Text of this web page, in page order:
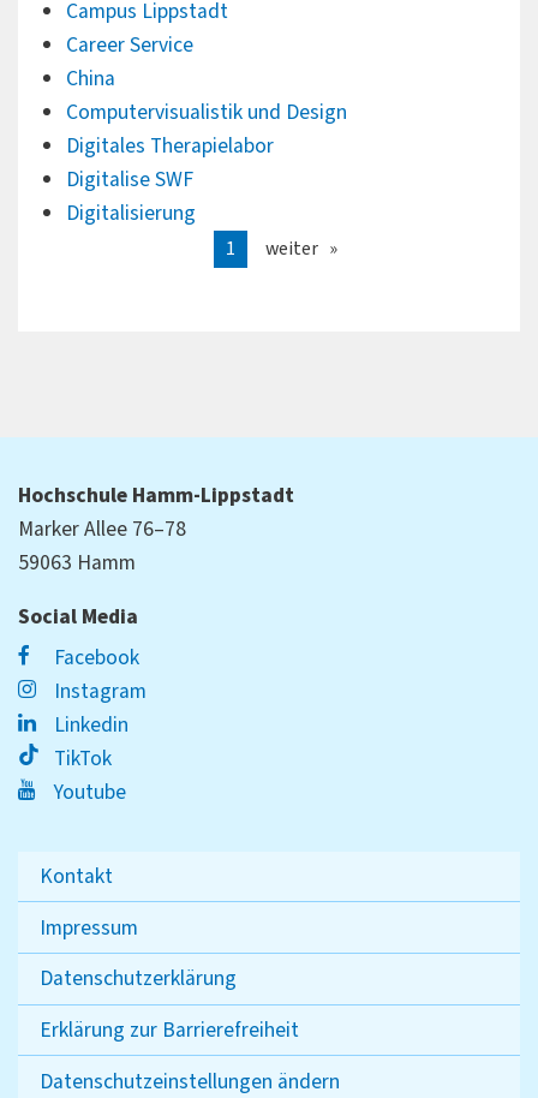
Campus Lippstadt
Career Service
China
Computervisualistik und Design
Digitales Therapielabor
Digitalise SWF
Digitalisierung
1 weiter
Hochschule Hamm-Lippstadt
Marker Allee 76–78
59063 Hamm
Social Media
Facebook
Instagram
Linkedin
TikTok
Youtube
Kontakt
Impressum
Datenschutzerklärung
Erklärung zur Barrierefreiheit
Datenschutzeinstellungen ändern